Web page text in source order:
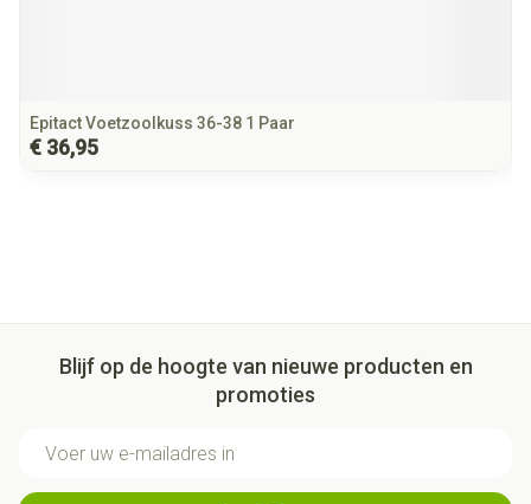
Epitact Voetzoolkuss 36-38 1 Paar
€ 36,95
Blijf op de hoogte van nieuwe producten en
promoties